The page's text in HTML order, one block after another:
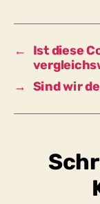
←
Ist diese
→ Sind wir